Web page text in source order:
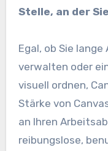
Stelle, an der
Egal, ob Sie
verwalten oder
visuell ordnen,
Stärke von
an Ihren
reibungslose,